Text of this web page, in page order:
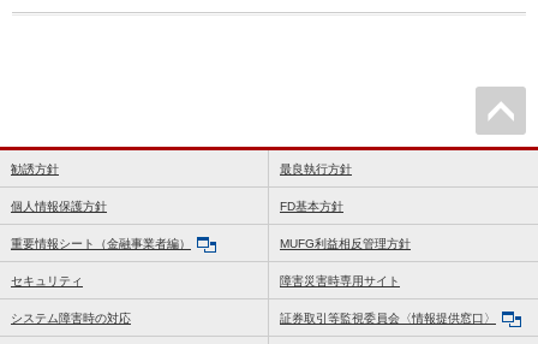
勧誘方針 最良執行方針
個人情報保護方針 FD基本方針
重要情報シート（金融事業者編） MUFG利益相反管理方針
セキュリティ 障害災害時専用サイト
システム障害時の対応 証券取引等監視委員会〈情報提供窓口〉